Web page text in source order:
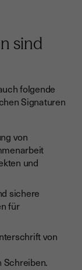
sind
folgende
Signaturen
von
und
sichere
für
von
Schreiben.